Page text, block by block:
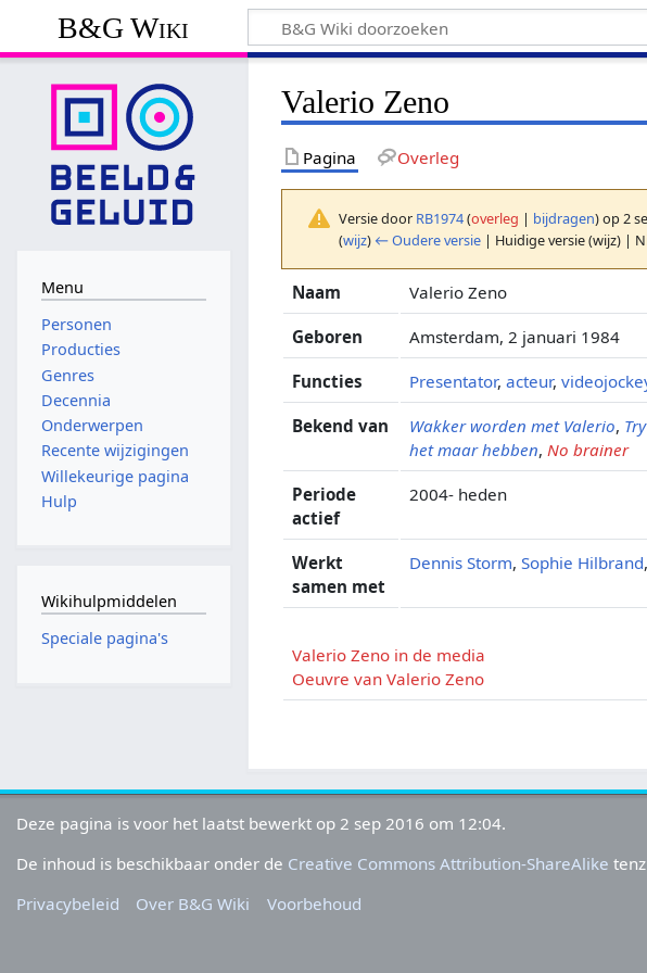
B&G Wiki
Valerio Zeno
Pagina Overleg
Versie door RB1974(overleg | bijdragen)op 2
(wijz) ← Oudere versie | Huidige versie (wijz) |
Naam Valerio Zeno
Geboren Amsterdam, 2 januari 1984
Functies Presentator,acteur,
Bekend van Wakker worden met Valerio,
het maar hebben, No brainer
Periode
actief
2004- heden
Werkt
samen met
Dennis Storm,Sophie Hilbrand,
Valerio Zeno in de media
Oeuvre van Valerio Zeno
Menu
Personen
Producties
Genres
Decennia
Onderwerpen
Recente wijzigingen
Willekeurige pagina
Hulp
Wikihulpmiddelen
Speciale pagina's
Deze pagina is voor het laatst bewerkt op 2 sep 2016 om 12:04.
De inhoud is beschikbaar onder de Creative Commons Attribution-ShareAlike
Privacybeleid
Over B&G Wiki Voorbehoud